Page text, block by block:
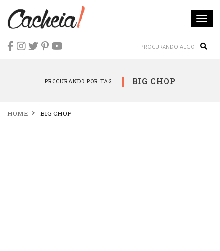
PROCURANDO POR TAG BIG CHOP
HOME BIG CHOP